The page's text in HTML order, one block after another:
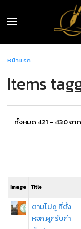
หน้าแรก
Items
ทั้งหมด 421 - 430 จา
Image Title
ตามไปดู ที่ตั้ง
หจก.ผูกรับกำ